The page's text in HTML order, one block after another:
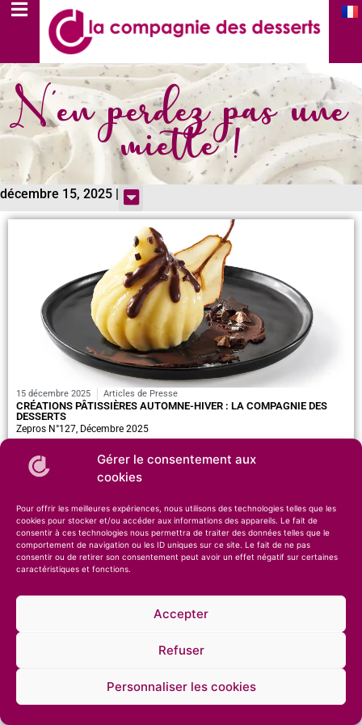
Gérer le consentement aux
cookies
Pour offrir les meilleures expériences, nous utilisons des technologies telles que les
cookies pour stocker et/ou accéder aux informations des appareils. Le fait de
consentir à ces technologies nous permettra de traiter des données telles que le
comportement de navigation ou les ID uniques sur ce site. Le fait de ne pas
consentir ou de retirer son consentement peut avoir un effet négatif sur certaines
caractéristiques et fonctions.
Accepter
Refuser
Personnaliser les cookies
N'en perdez pas une
miette !
décembre 15, 2025 |
15 décembre 2025 Articles de Presse
CRÉATIONS PÂTISSIÈRES AUTOMNE-HIVER : LA COMPAGNIE DES
DESSERTS
Zepros N°127, Décembre 2025
© 2026 – Compagnie des Desserts – Spécialiste des glaces artisanales et des
Confidentialité